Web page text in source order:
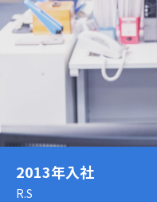
2013年入社
R.S